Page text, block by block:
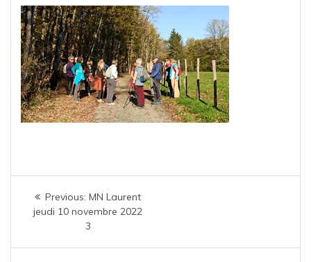
Navigation
de
l’article
Previous: Previous
post:
MN Laurent
jeudi 10 novembre 2022
3